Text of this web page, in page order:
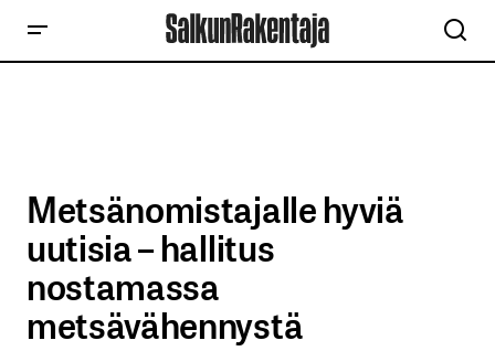
Metsänomistajalle hyviä
uutisia – hallitus
nostamassa
metsävähennystä